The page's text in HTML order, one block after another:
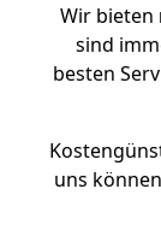
Wir bieten
sind
besten
uns